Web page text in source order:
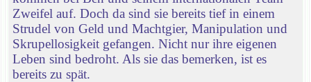
Zweifel auf. Doch da sind sie bereits tief in einem
Strudel von Geld und Machtgier, Manipulation und
Skrupellosigkeit gefangen. Nicht nur ihre eigenen
Leben sind bedroht. Als sie das bemerken, ist es
bereits zu spät.